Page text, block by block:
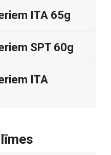
ITA 65g
SPT 60g
ITA